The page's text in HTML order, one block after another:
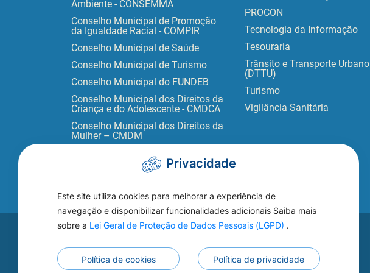
Ambiente - CONSEMMA
Conselho Municipal de Promoção
da Igualdade Racial - COMPIR
Conselho Municipal de Saúde
Conselho Municipal de Turismo
Conselho Municipal do FUNDEB
Conselho Municipal dos Direitos da
Criança e do Adolescente - CMDCA
Conselho Municipal dos Direitos da
Mulher – CMDM
PROCON
Tecnologia da Informação
Tesouraria
Trânsito e Transporte Urbano
(DTTU)
Turismo
Vigilância Sanitária
Acesse seu
WEBMAIL
Privacidade
Este site utiliza cookies para melhorar a experiência de
navegação e disponibilizar funcionalidades adicionais Saiba mais
sobre a Lei Geral de Proteção de Dados Pessoais (LGPD) .
Política de cookies Política de privacidade